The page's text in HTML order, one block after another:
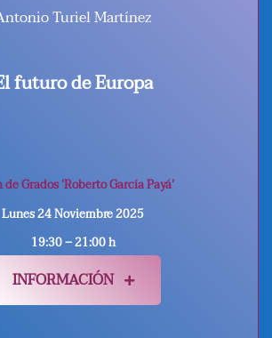
Turiel Martínez
futuro de Europa
Grados ‘Roberto García Payá’
Lunes 24Noviembre 2025
19:30 – 21:00 h
INFORMACIÓN